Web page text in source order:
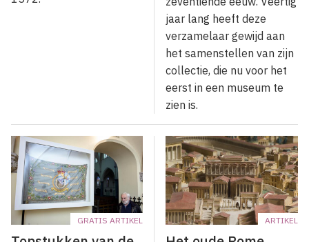
jaar lang heeft deze
verzamelaar gewijd aan
het samenstellen van zijn
collectie, die nu voor het
eerst in een museum te
zien is.
GRATIS ARTIKEL ARTIKEL